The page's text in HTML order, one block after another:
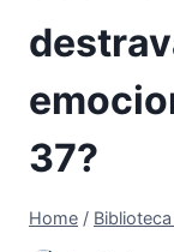
37?
Home /